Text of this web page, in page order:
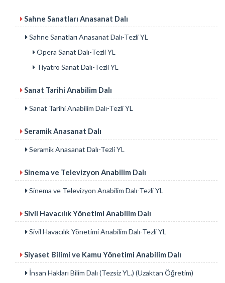
Sahne Sanatları Anasanat Dalı
Sahne Sanatları Anasanat Dalı-Tezli YL
Opera Sanat Dalı-Tezli YL
Tiyatro Sanat Dalı-Tezli YL
Sanat Tarihi Anabilim Dalı
Sanat Tarihi Anabilim Dalı-Tezli YL
Seramik Anasanat Dalı
Seramik Anasanat Dalı-Tezli YL
Sinema ve Televizyon Anabilim Dalı
Sinema ve Televizyon Anabilim Dalı-Tezli YL
Sivil Havacılık Yönetimi Anabilim Dalı
Sivil Havacılık Yönetimi Anabilim Dalı-Tezli YL
Siyaset Bilimi ve Kamu Yönetimi Anabilim Dalı
İnsan Hakları Bilim Dalı (Tezsiz YL.) (Uzaktan Öğretim)